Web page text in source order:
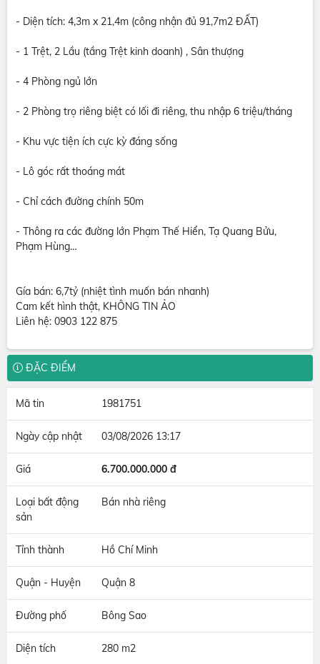
- Diện tích: 4,3m x 21,4m (công nhận đủ 91,7m2 ĐẤT)
- 1 Trệt, 2 Lầu (tầng Trệt kinh doanh) , Sân thượng
- 4 Phòng ngủ lớn
- 2 Phòng trọ riêng biệt có lối đi riêng, thu nhập 6 triệu/tháng
- Khu vực tiện ích cực kỳ đáng sống
- Lô góc rất thoáng mát
- Chỉ cách đường chính 50m
- Thông ra các đường lớn Phạm Thế Hiển, Tạ Quang Bửu,
Phạm Hùng…
Gía bán: 6,7tỷ (nhiệt tình muốn bán nhanh)​
Cam kết hình thật, KHÔNG TIN ẢO​
Liên hệ: 0903 122 875
ĐẶC ĐIỂM
Mã tin 1981751
Ngày cập nhật 03/08/2026 13:17
Giá 6.700.000.000 đ
Loại bất động
sản
Bán nhà riêng
Tỉnh thành Hồ Chí Minh
Quận - Huyện Quận 8
Đường phố Bông Sao
Diện tích 280 m2